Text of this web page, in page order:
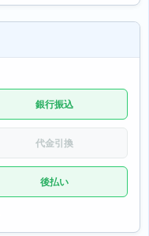
銀行振込
代金引換
後払い